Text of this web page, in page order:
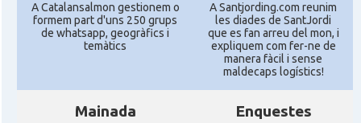
A Catalansalmon gestionem o
formem part d'uns 250 grups
de whatsapp, geogràfics i
temàtics
A Santjording.com reunim
les diades de SantJordi
que es fan arreu del mon, i
expliquem com fer-ne de
manera fàcil i sense
maldecaps logí­stics!
Mainada Enquestes